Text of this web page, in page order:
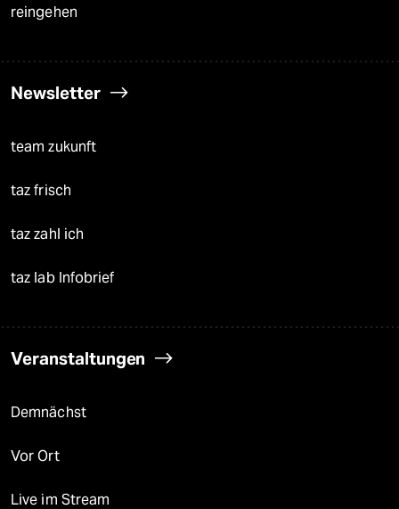
reingehen
Newsletter
team zukunft
taz frisch
taz zahl ich
taz lab Infobrief
Veranstaltungen
Demnächst
Vor Ort
Live im Stream